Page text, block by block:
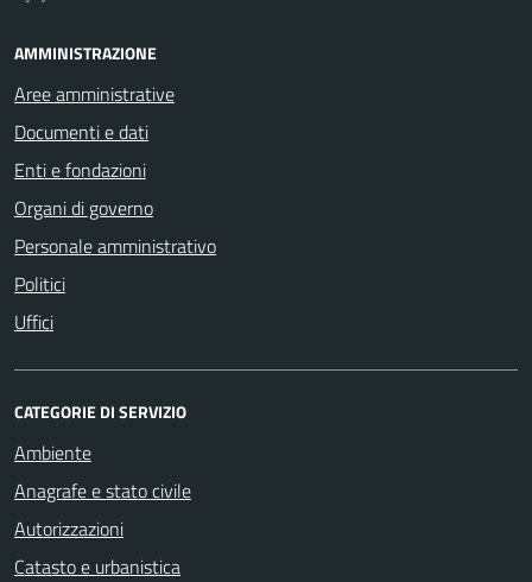
AMMINISTRAZIONE
Aree amministrative
Documenti e dati
Enti e fondazioni
Organi di governo
Personale amministrativo
Politici
Uffici
CATEGORIE DI SERVIZIO
Ambiente
Anagrafe e stato civile
Autorizzazioni
Catasto e urbanistica